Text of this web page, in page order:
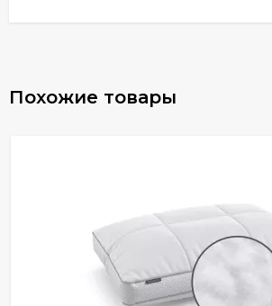
Похожие товары